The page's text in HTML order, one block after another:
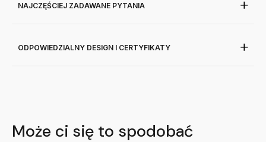
NAJCZĘŚCIEJ ZADAWANE PYTANIA
ODPOWIEDZIALNY DESIGN I CERTYFIKATY
Może ci się to spodobać